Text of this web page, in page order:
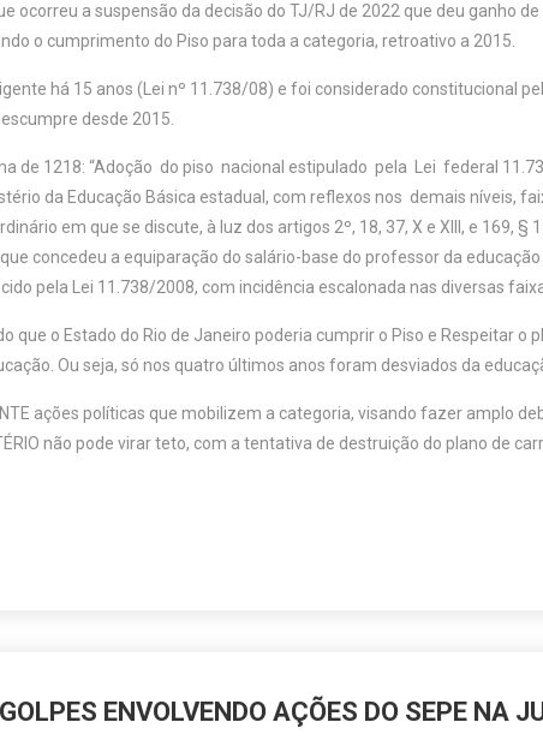
ocorreu a suspensão da decisão do TJ/RJ de 2022 que deu ganho
o cumprimento do Piso para toda a categoria, retroativo a 2015.
há 15 anos (Lei nº 11.738/08) e foi considerado constitucional
desde 2015.
de 1218: “Adoção do piso nacional estipulado pela Lei federal
da Educação Básica estadual, com reflexos nos demais níveis,
em que se discute, à luz dos artigos 2º, 18, 37, X e XIII, e 169, §
concedeu a equiparação do salário-base do professor da
pela Lei 11.738/2008, com incidência escalonada nas diversas
que o Estado do Rio de Janeiro poderia cumprir o Piso e Respeitar o
Ou seja, só nos quatro últimos anos foram desviados da
ações políticas que mobilizem a categoria, visando fazer amplo
não pode virar teto, com a tentativa de destruição do plano de
ENVOLVENDO AÇÕES DO SEPE NA